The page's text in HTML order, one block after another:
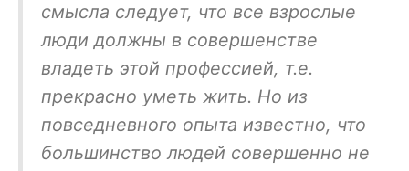
смысла следует, что все взрослые
люди должны в совершенстве
владеть этой профессией, т.е.
прекрасно уметь жить. Но из
повседневного опыта известно, что
большинство людей совершенно не